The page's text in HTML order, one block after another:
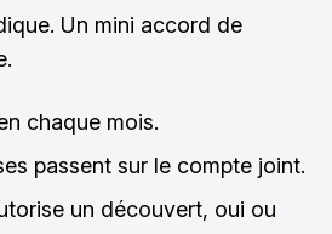
Un mini accord de
chaque mois.
passent sur le compte joint.
un découvert, oui ou